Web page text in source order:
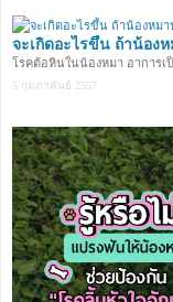
จะเกิดอะไรขึ้น ถ้าน้อง
โรคต้อหินในน้องหมา อาการเ
5 กุมภาพันธ์ 2557